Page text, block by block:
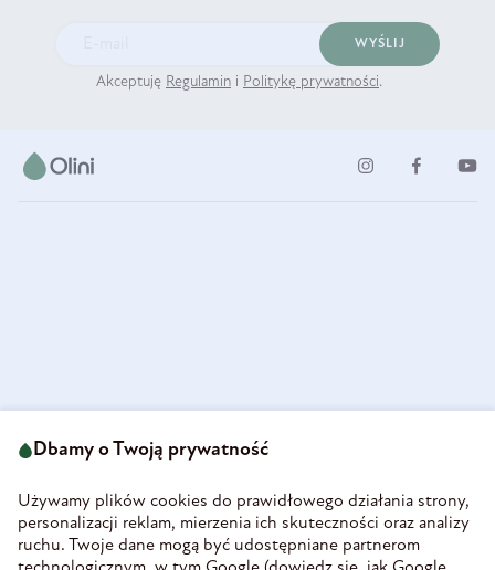
WYŚLIJ
Akceptuję Regulamin i Politykę prywatności.
58-160 Świebodzice
REGON 890213034
INFORMACJE
Dbamy o Twoją prywatność
Używamy plików cookies do prawidłowego działania strony,
personalizacji reklam, mierzenia ich skuteczności oraz analizy
ruchu. Twoje dane mogą być udostępniane partnerom